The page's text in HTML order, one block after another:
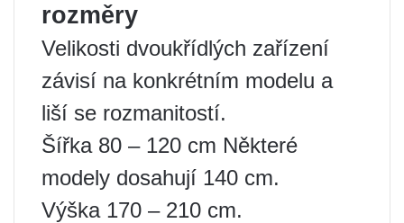
rozměry
Velikosti dvoukřídlých zařízení
závisí na konkrétním modelu a
liší se rozmanitostí.
Šířka 80 – 120 cm Některé
modely dosahují 140 cm.
Výška 170 – 210 cm.